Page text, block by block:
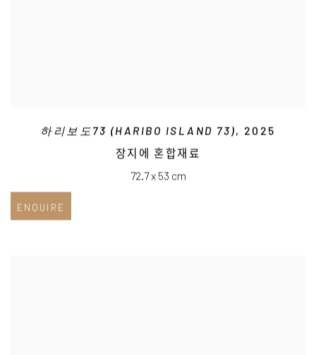
하리보도73 (HARIBO ISLAND 73), 2025
장지에 혼합재료
72.7 x 53 cm
ENQUIRE